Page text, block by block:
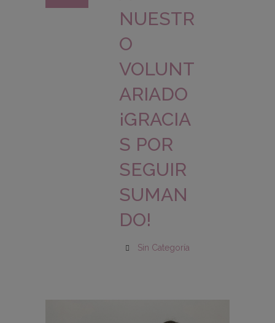
NUESTR
O
VOLUNT
ARIADO
¡GRACIA
S POR
SEGUIR
SUMAN
DO!
Sin Categoría